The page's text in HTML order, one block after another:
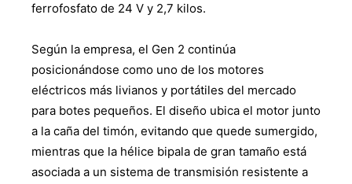
ferrofosfato de 24 V y 2,7 kilos.
Según la empresa, el Gen 2 continúa
posicionándose como uno de los motores
eléctricos más livianos y portátiles del mercado
para botes pequeños. El diseño ubica el motor junto
a la caña del timón, evitando que quede sumergido,
mientras que la hélice bipala de gran tamaño está
asociada a un sistema de transmisión resistente a